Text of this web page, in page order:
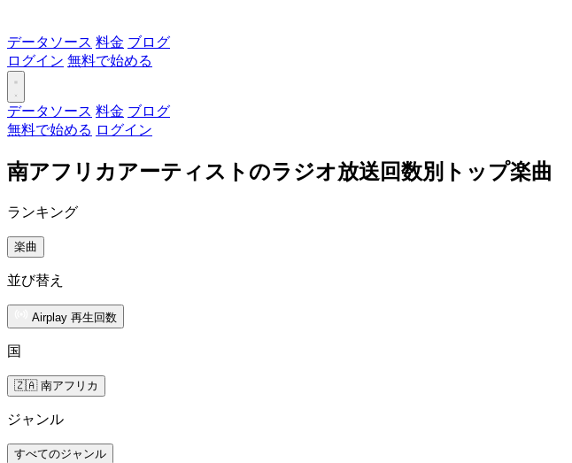
データソース 料金 ブログ
ログイン 無料で始める
データソース 料金 ブログ
無料で始める ログイン
南アフリカアーティストのラジオ放送回数別トップ楽曲
ランキング
楽曲
並び替え
Airplay 再生回数
国
🇿🇦 南アフリカ
ジャンル
すべてのジャンル